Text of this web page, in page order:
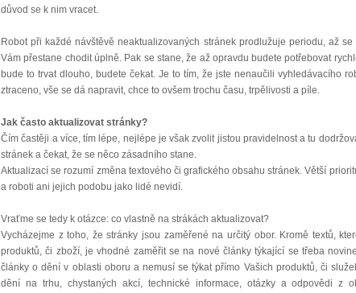
důvod se k nim vracet.
Robot při každé návštěvě neaktualizovaných stránek prodlužuje periodu, až
Vám přestane chodit úplně. Pak se stane, že až opravdu budete potřebovat
bude to trvat dlouho, budete čekat. Je to tím, že jste nenaučili vyhledávacího
ztraceno, vše se dá napravit, chce to ovšem trochu času, trpělivosti a píle.
Jak často aktualizovat stránky?
Čím častěji a více, tím lépe, nejlépe je však zvolit jistou pravidelnost a tu
stránek a čekat, že se něco zásadního stane.
Aktualizací se rozumí změna textového či grafického obsahu stránek. Větší
a roboti ani jejich podobu jako lidé nevidí.
Vraťme se tedy k otázce: co vlastně na strákách aktualizovat?
Vycházejme z toho, že stránky jsou zaměřené na určitý obor. Kromě textů,
produktů, či zboží, je vhodné zaměřit se na nové články týkající se třeba
články o dění v oblasti oboru a nemusí se týkat přímo Vašich produktů, či
dění na trhu, chystaných akcí, technické informace, otázky a odpovědi z